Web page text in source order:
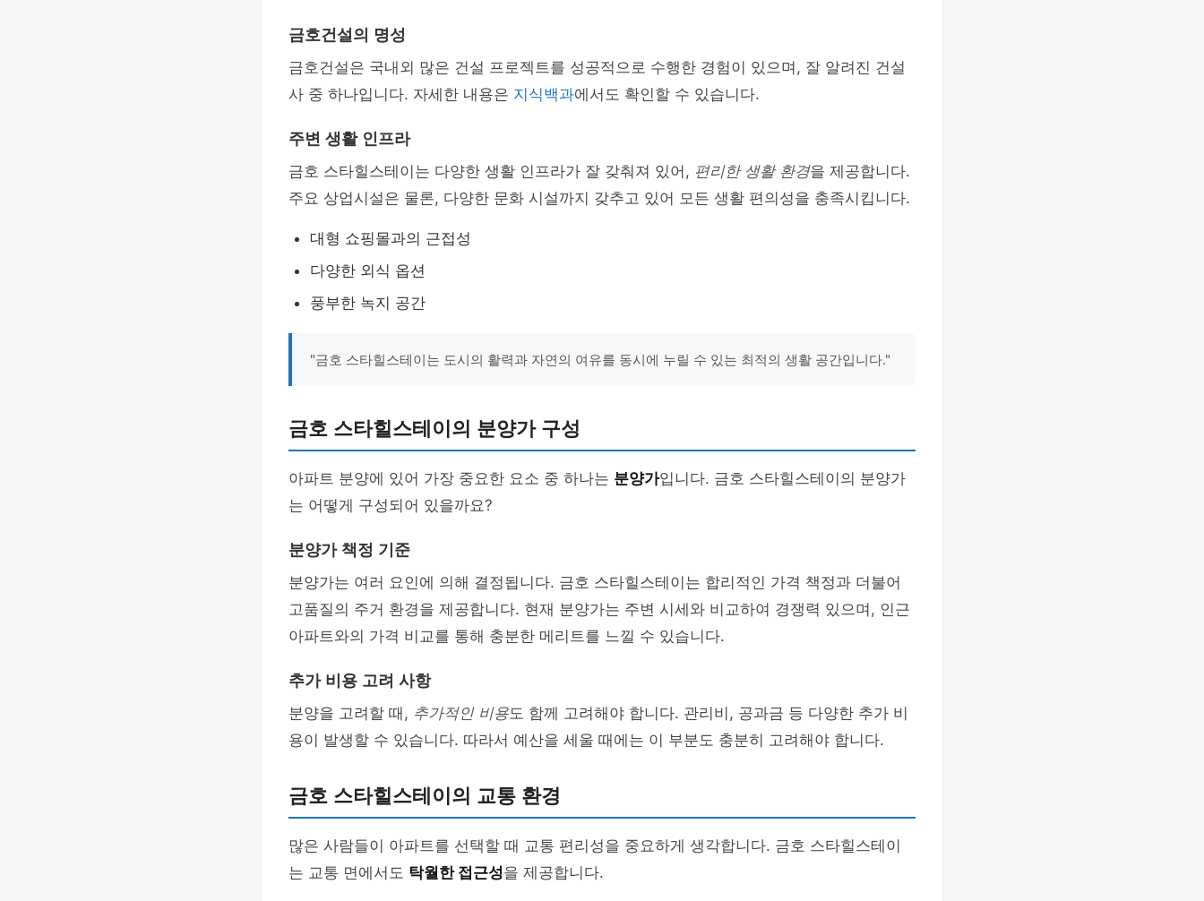
금호건설의 명성
금호건설은 국내외 많은 건설 프로젝트를 성공적으로 수행한 경험이 있으며, 잘 알려진 건설
사 중 하나입니다. 자세한 내용은 지식백과에서도 확인할 수 있습니다.
주변 생활 인프라
금호 스타힐스테이는 다양한 생활 인프라가 잘 갖춰져 있어, 편리한 생활 환경을 제공합니다.
주요 상업시설은 물론, 다양한 문화 시설까지 갖추고 있어 모든 생활 편의성을 충족시킵니다.
대형 쇼핑몰과의 근접성
다양한 외식 옵션
풍부한 녹지 공간
"금호 스타힐스테이는 도시의 활력과 자연의 여유를 동시에 누릴 수 있는 최적의 생활 공간입니다."
금호 스타힐스테이의 분양가 구성
아파트 분양에 있어 가장 중요한 요소 중 하나는 분양가입니다. 금호 스타힐스테이의 분양가
는 어떻게 구성되어 있을까요?
분양가 책정 기준
분양가는 여러 요인에 의해 결정됩니다. 금호 스타힐스테이는 합리적인 가격 책정과 더불어
고품질의 주거 환경을 제공합니다. 현재 분양가는 주변 시세와 비교하여 경쟁력 있으며, 인근
아파트와의 가격 비교를 통해 충분한 메리트를 느낄 수 있습니다.
추가 비용 고려 사항
분양을 고려할 때, 추가적인 비용도 함께 고려해야 합니다. 관리비, 공과금 등 다양한 추가 비
용이 발생할 수 있습니다. 따라서 예산을 세울 때에는 이 부분도 충분히 고려해야 합니다.
금호 스타힐스테이의 교통 환경
많은 사람들이 아파트를 선택할 때 교통 편리성을 중요하게 생각합니다. 금호 스타힐스테이
는 교통 면에서도 탁월한 접근성을 제공합니다.